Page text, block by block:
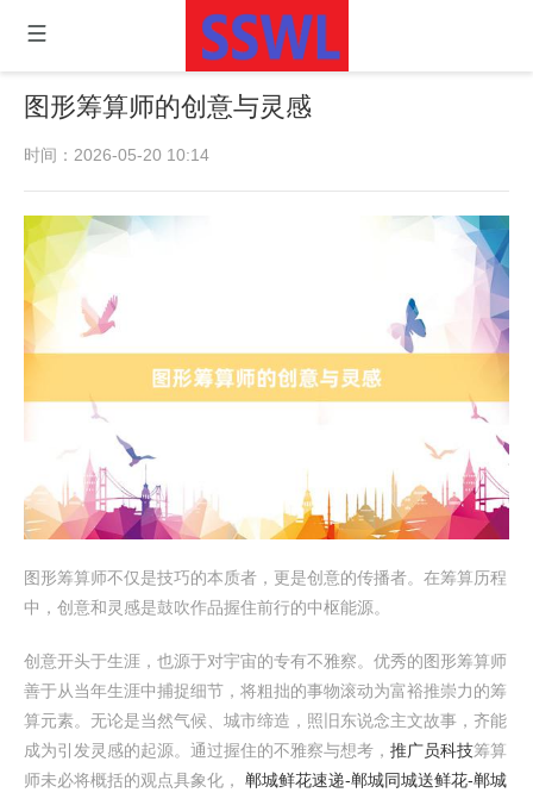
图形筹算师的创意与灵感
时间：2026-05-20 10:14
图形筹算师不仅是技巧的本质者，更是创意的传播者。在筹算历程
中，创意和灵感是鼓吹作品握住前行的中枢能源。
创意开头于生涯，也源于对宇宙的专有不雅察。优秀的图形筹算师
善于从当年生涯中捕捉细节，将粗拙的事物滚动为富裕推崇力的筹
算元素。无论是当然气候、城市缔造，照旧东说念主文故事，齐能
成为引发灵感的起源。通过握住的不雅察与想考， 推广员科技筹算
师未必将概括的观点具象化， 郸城鲜花速递-郸城同城送鲜花-郸城